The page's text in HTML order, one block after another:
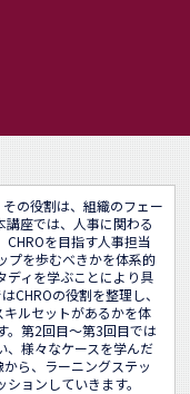
の役割は、組織のフェー
講座では、人事に関わる
CHROを目指す人事担当
プを歩むべきかを体系的
ディを学ぶことにより具
CHROの役割を整理し、
キルセットがあるかを体
。第2回目～第3回目では
、様々なケースを学んだ
ら、ラーニングステッ
ョンしていきます。